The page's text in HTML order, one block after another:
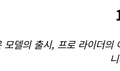
델의 출시, 프로 라이더